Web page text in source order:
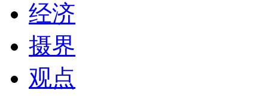
经济
摄界
观点